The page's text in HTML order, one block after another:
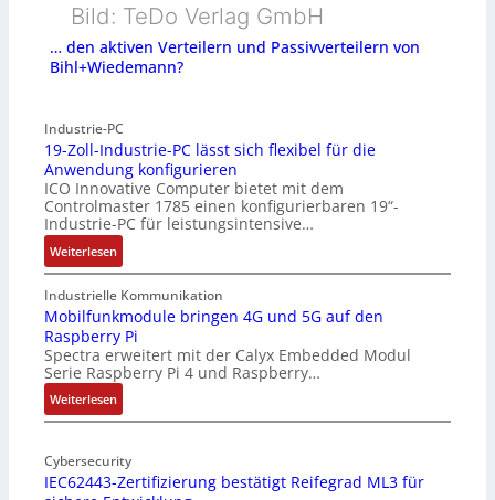
Bild: TeDo Verlag GmbH
… den aktiven Verteilern und Passivverteilern von
Bihl+Wiedemann?
Industrie-PC
19-Zoll-Industrie-PC lässt sich flexibel für die
Anwendung konfigurieren
ICO Innovative Computer bietet mit dem
Controlmaster 1785 einen konfigurierbaren 19“-
Industrie-PC für leistungsintensive…
Weiterlesen:
1
9
-
Z
o
l
l
-
n
d
Industrielle Kommunikation
Mobilfunkmodule bringen 4G und 5G auf den
Raspberry Pi
Spectra erweitert mit der Calyx Embedded Modul
Serie Raspberry Pi 4 und Raspberry…
Weiterlesen:
M
b
i
Cybersecurity
IEC62443-Zertifizierung bestätigt Reifegrad ML3 für